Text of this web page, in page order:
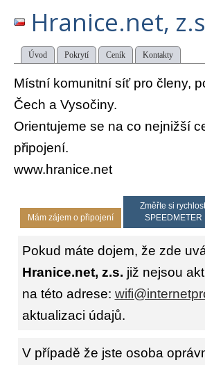
Hranice.net,
Úvod Pokrytí Ceník Kontakty
Místní komunitní síť pro členy,
Čech a Vysočiny.
Orientujeme se na co nejnižší
připojení.
www.hranice.net
Mám zájem o připojení
Změřte si
SPEEDMETER
Pokud máte dojem, že zde
Hranice.net, z.s. již nejsou
na této adrese:
aktualizaci údajů.
V případě že jste osoba